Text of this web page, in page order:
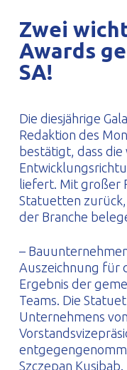
PL
Zwei
Awards
SA!
Die diesjährige
Redaktion des
bestätigt, dass die
liefert. Mit großer
Statuetten zurück,
der Branche
–
Auszeichnung für
Ergebnis der
Teams. Die
Unternehmens
Szczepan Kusibab.